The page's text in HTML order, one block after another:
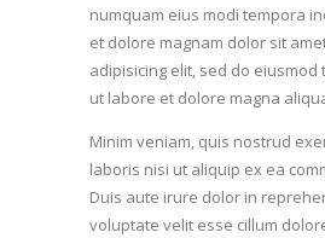
numquam eius modi tempora
et dolore magnam dolor sit
adipisicing elit, sed do
ut labore et dolore magna
Minim veniam, quis nostrud
laboris nisi ut aliquip ex ea
Duis aute irure dolor in
voluptate velit esse cillum